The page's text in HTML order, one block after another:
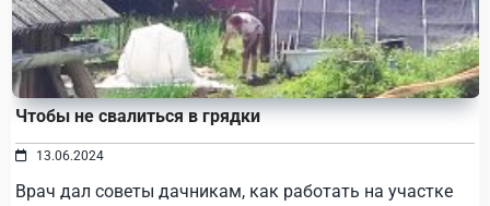
Чтобы не свалиться в грядки
13.06.2024
Врач дал советы дачникам, как работать на участке